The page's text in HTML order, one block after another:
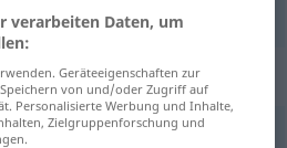
"unzählig"
verarbeiten Daten, um
Geräteeigenschaften zur
von und/oder Zugriff auf
Personalisierte Werbung und Inhalte,
Zielgruppenforschung und